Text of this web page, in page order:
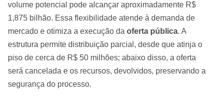
volume potencial pode alcançar aproximadamente R$
1,875 bilhão. Essa flexibilidade atende à demanda de
mercado e otimiza a execução da oferta pública. A
estrutura permite distribuição parcial, desde que atinja o
piso de cerca de R$ 50 milhões; abaixo disso, a oferta
será cancelada e os recursos, devolvidos, preservando a
segurança do processo.